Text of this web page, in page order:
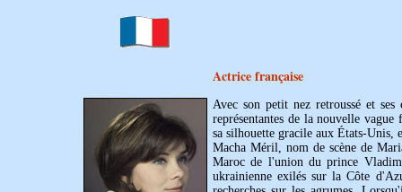
Actrice française
Avec son petit nez retroussé et
représentantes de la nouvelle vague
sa silhouette gracile aux États-Unis,
Macha Méril, nom de scène de
Maroc de l'union du prince
ukrainienne exilés sur la Côte